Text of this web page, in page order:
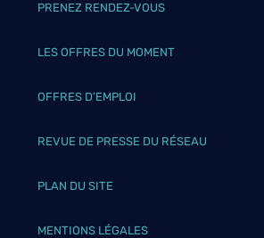
PRENEZ RENDEZ-VOUS
LES OFFRES DU MOMENT
OFFRES D’EMPLOI
REVUE DE PRESSE DU RÉSEAU
PLAN DU SITE
MENTIONS LÉGALES